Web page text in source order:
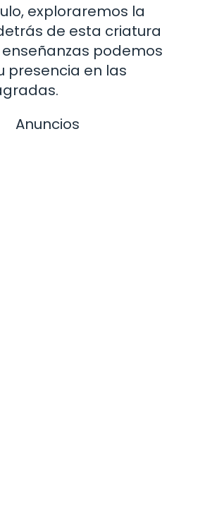
exploraremos la
de esta criatura
podemos
presencia en las
Anuncios